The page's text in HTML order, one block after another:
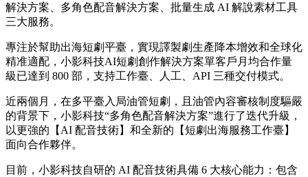
解決方案、多角色配音解決方案、批量生成 AI 解說素材工具
三大服務。
專注於幫助出海短劇平臺，實現譯製劇生產降本增效和全球化
精准適配，小影科技AI短劇創作解決方案單客戶月均合作量
級已達到 800 部，支持工作臺、人工、API 三種交付模式。
近兩個月，在多平臺入局油管短劇，且油管內容審核制度驅嚴
的背景下，小影科技“多角色配音解決方案”進行了迭代升級，
以更強的【AI 配音技術】和全新的【短劇出海服務工作臺】
面向合作夥伴。
目前，小影科技自研的 AI 配音技術具備 6 大核心能力：包含